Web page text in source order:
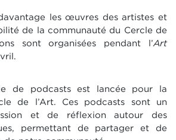
les œuvres des artistes et
de la communauté du Cercle de
sont organisées pendant l’Art
de podcasts est lancée pour la
de l’Art. Ces podcasts sont un
et de réflexion autour des
permettant de partager et de